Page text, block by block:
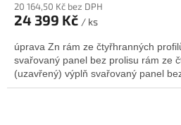
20 164,50 Kč bez DPH
24 399 Kč / ks
úprava Zn rám ze čtyřhranných
svařovaný panel bez prolisu rám ze
(uzavřený) výplň svařovaný panel